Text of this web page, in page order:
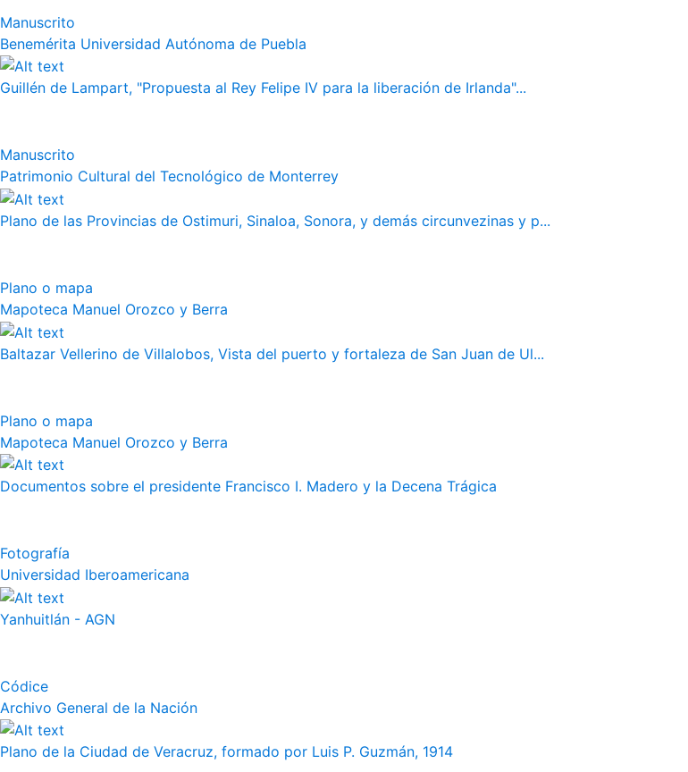
Manuscrito
Benemérita Universidad Autónoma de Puebla
Guillén de Lampart, "Propuesta al Rey Felipe IV para la liberación de Irlanda"...
Manuscrito
Patrimonio Cultural del Tecnológico de Monterrey
Plano de las Provincias de Ostimuri, Sinaloa, Sonora, y demás circunvezinas y p...
Plano o mapa
Mapoteca Manuel Orozco y Berra
Baltazar Vellerino de Villalobos, Vista del puerto y fortaleza de San Juan de Ul...
Plano o mapa
Mapoteca Manuel Orozco y Berra
Documentos sobre el presidente Francisco I. Madero y la Decena Trágica
Fotografía
Universidad Iberoamericana
Yanhuitlán - AGN
Códice
Archivo General de la Nación
Plano de la Ciudad de Veracruz, formado por Luis P. Guzmán, 1914